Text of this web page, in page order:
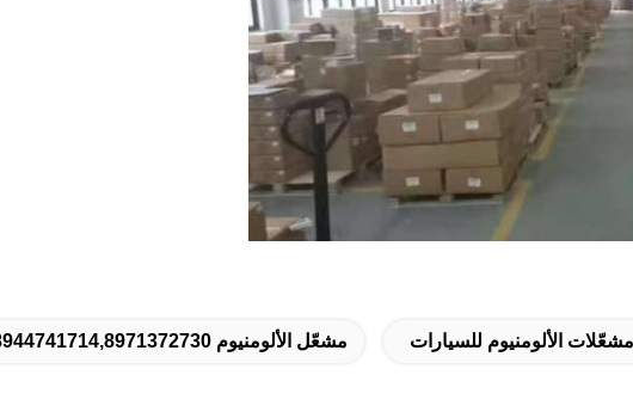
مشعّل الألومنيوم 8944741714,8971372730,إيزوزو 600 بي